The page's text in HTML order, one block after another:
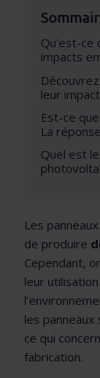
Qu'est-ce
impacts
leur
Est-ce
La
Quel est
Les
de produire
Cependant,
leur
les
ce qui
fabrication.